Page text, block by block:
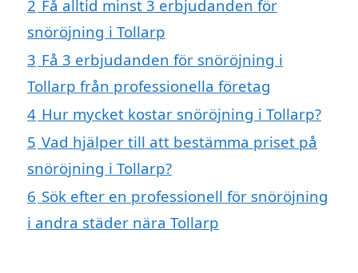
2 Få alltid minst 3 erbjudanden för
snöröjning i Tollarp
3 Få 3 erbjudanden för snöröjning i
Tollarp från professionella företag
4 Hur mycket kostar snöröjning i Tollarp?
5 Vad hjälper till att bestämma priset på
snöröjning i Tollarp?
6 Sök efter en professionell för snöröjning
i andra städer nära Tollarp